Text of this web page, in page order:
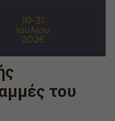
του